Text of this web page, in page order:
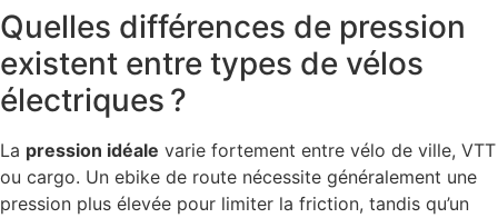
Quelles différences de pression
existent entre types de vélos
électriques ?
La pression idéale varie fortement entre vélo de ville, VTT
ou cargo. Un ebike de route nécessite généralement une
pression plus élevée pour limiter la friction, tandis qu’un